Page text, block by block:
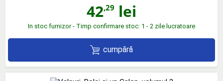
42,29 lei
In stoc furnizor - Timp confirmare stoc: 1 - 2 zile lucratoare
cumpără